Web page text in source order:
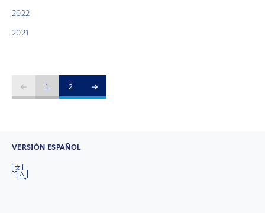
2022
2021
1 2
VERSIÓN ESPAÑOL